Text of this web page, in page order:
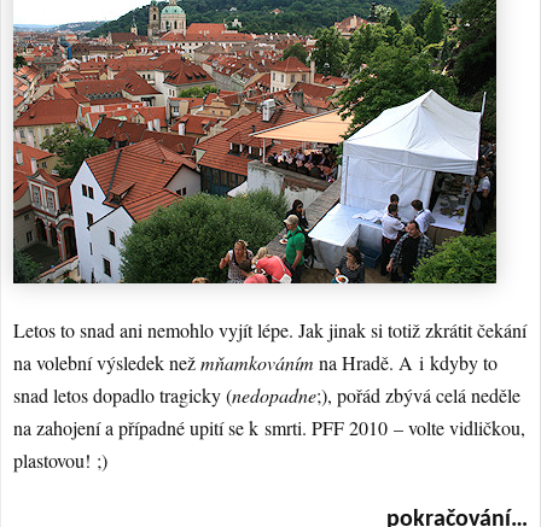
Letos to snad ani nemohlo vyjít lépe. Jak jinak si totiž zkrátit čekání
na volební výsledek nežmňamkováním na Hradě. A i kdyby to
snad letos dopadlo tragicky (nedopadne;), pořád zbývá celá neděle
na zahojení a případné upití se k smrti. PFF 2010 – volte vidličkou,
plastovou! ;)
pokračování…